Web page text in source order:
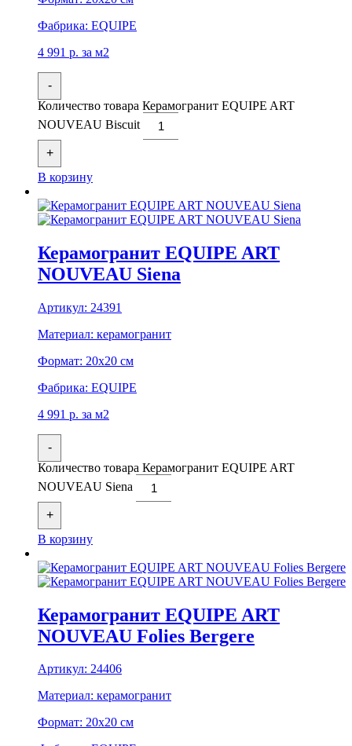
Фабрика: EQUIPE
4 991 р. за м2
-
Количество товара Керамогранит EQUIPE ART
NOUVEAU Biscuit
+
В корзину
Керамогранит EQUIPE ART
NOUVEAU Siena
Артикул: 24391
Материал: керамогранит
Формат: 20x20 см
Фабрика: EQUIPE
4 991 р. за м2
-
Количество товара Керамогранит EQUIPE ART
NOUVEAU Siena
+
В корзину
Керамогранит EQUIPE ART
NOUVEAU Folies Bergere
Артикул: 24406
Материал: керамогранит
Формат: 20x20 см